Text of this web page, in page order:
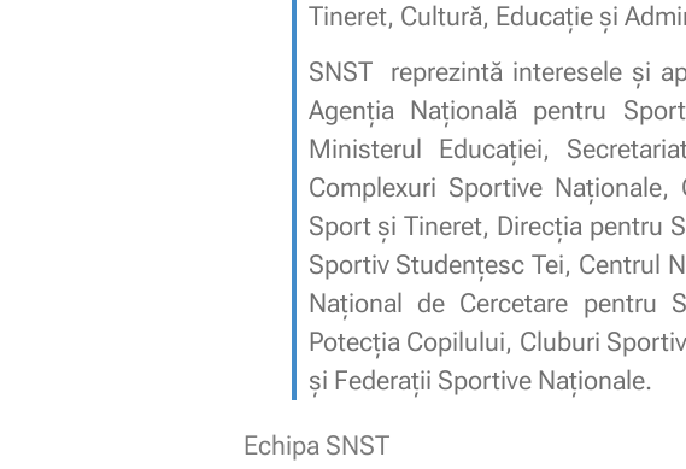
Tineret, Cultură, Educație și
SNST reprezintă interesele și
Agenția Națională pentru
Ministerul Educației,
Complexuri Sportive
Sport și Tineret, Direcția pentru
Sportiv Studenţesc Tei, Centrul
Național de Cercetare pentru
Potecția Copilului, Cluburi
și Federaţii Sportive Naţionale.
Echipa SNST